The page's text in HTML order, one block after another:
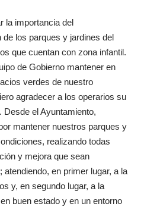
la importancia del
los parques y jardines del
que cuentan con zona infantil.
de Gobierno mantener en
verdes de nuestro
agradecer a los operarios su
el Ayuntamiento,
mantener nuestros parques y
realizando todas
y mejora que sean
en primer lugar, a la
y, en segundo lugar, a la
buen estado y en un entorno